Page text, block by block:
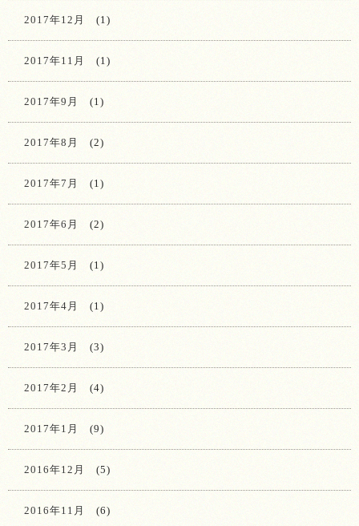
2017年12月 (1)
2017年11月 (1)
2017年9月 (1)
2017年8月 (2)
2017年7月 (1)
2017年6月 (2)
2017年5月 (1)
2017年4月 (1)
2017年3月 (3)
2017年2月 (4)
2017年1月 (9)
2016年12月 (5)
2016年11月 (6)